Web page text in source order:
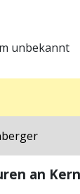
unbekannt
an